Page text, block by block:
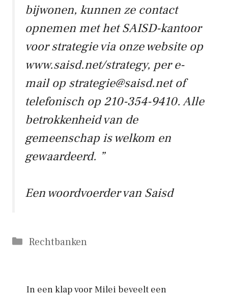
bijwonen, kunnen ze contact
opnemen met het SAISD-kantoor
voor strategie via onze website op
www.saisd.net/strategy, per e-
mail op strategie@saisd.net of
telefonisch op 210-354-9410. Alle
betrokkenheid van de
gemeenschap is welkom en
gewaardeerd. ”
Een woordvoerder van Saisd
Categorieën
Rechtbanken
In een klap voor Milei beveelt een